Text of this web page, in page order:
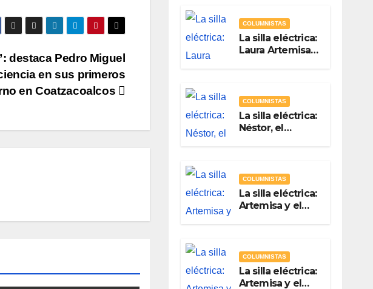
destaca Pedro Miguel
en sus primeros
en Coatzacoalcos
COLUMNISTAS
La silla eléctrica:
Laura Artemisa
Ladrón de
Guevara
COLUMNISTAS
La silla eléctrica:
Néstor, el
Guevara
COLUMNISTAS
La silla eléctrica:
Artemisa y el
Por Antonio
Ladrón de
Guevara
COLUMNISTAS
La silla eléctrica:
Artemisa y el